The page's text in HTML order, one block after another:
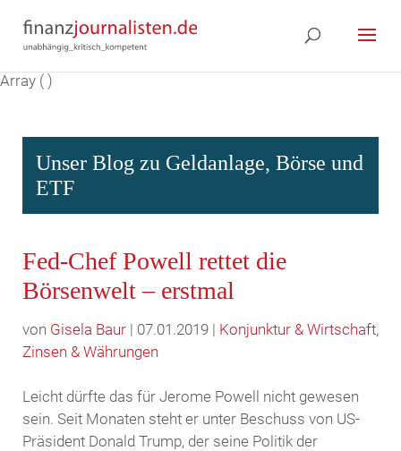
Array ( )
Unser Blog zu Geldanlage, Börse und
ETF
Fed-Chef Powell rettet die
Börsenwelt – erstmal
von Gisela Baur| 07.01.2019 | Konjunktur & Wirtschaft,
Zinsen & Währungen
Leicht dürfte das für Jerome Powell nicht gewesen
sein. Seit Monaten steht er unter Beschuss von US-
Präsident Donald Trump, der seine Politik der